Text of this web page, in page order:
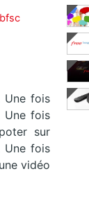
Une fois
Une fois
sur
Une fois
vidéo